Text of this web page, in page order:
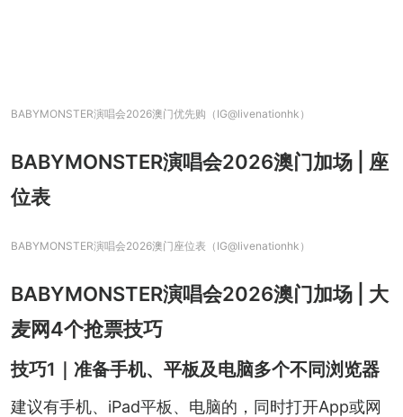
BABYMONSTER演唱会2026澳门优先购（IG@livenationhk）
BABYMONSTER演唱会2026澳门加场 | 座
位表
BABYMONSTER演唱会2026澳门座位表（IG@livenationhk）
BABYMONSTER演唱会2026澳门加场 | 大
麦网4个抢票技巧
技巧1｜准备手机、平板及电脑多个不同浏览器
建议有手机、iPad平板、电脑的，同时打开App或网